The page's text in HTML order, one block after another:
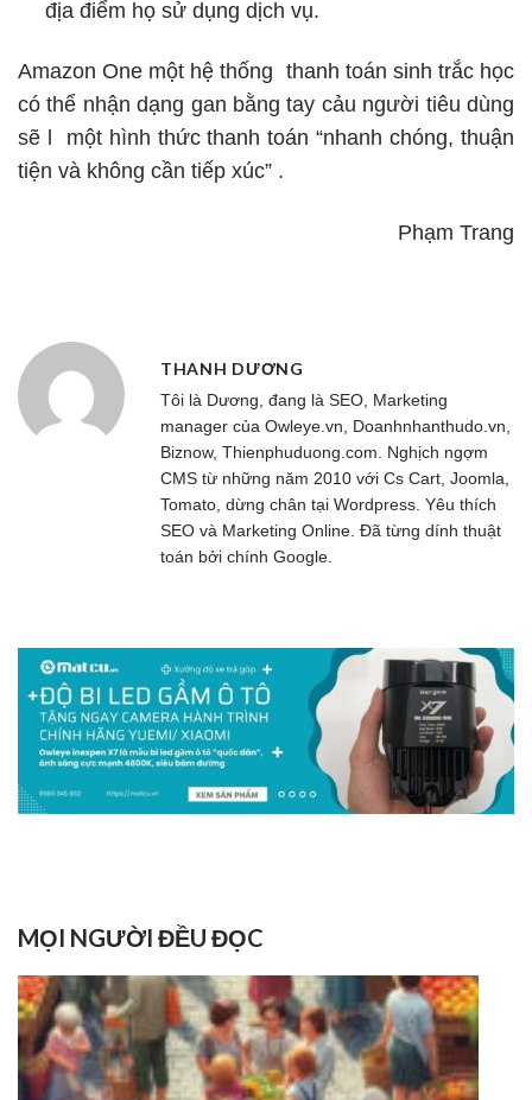
địa điểm họ sử dụng dịch vụ.
Amazon One một hệ thống thanh toán sinh trắc học
có thể nhận dạng gan bằng tay cảu người tiêu dùng
sẽ l một hình thức thanh toán “nhanh chóng, thuận
tiện và không cần tiếp xúc” .
Phạm Trang
THANH DƯƠNG
Tôi là Dương, đang là SEO, Marketing
manager của Owleye.vn , Doanhnhanthudo.vn,
Biznow, Thienphuduong.com. Nghịch ngợm
CMS từ những năm 2010 với Cs Cart, Joomla,
Tomato, dừng chân tại Wordpress. Yêu thích
SEO và Marketing Online. Đã từng dính thuật
toán bởi chính Google.
MỌI NGƯỜI ĐỀU ĐỌC